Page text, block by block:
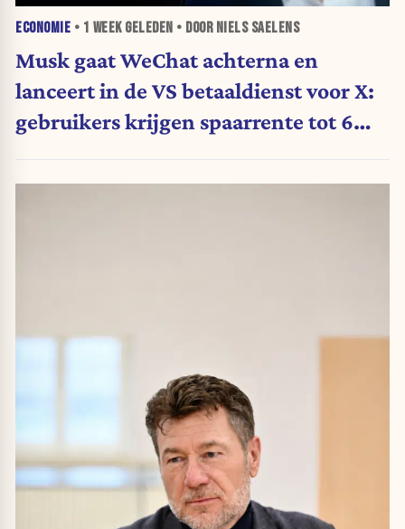
ECONOMIE • 1 WEEKGELEDEN • DOOR NIELS SAELENS
Musk gaat WeChat achterna en
lanceert in de VS betaaldienst voor X:
gebruikers krijgen spaarrente tot 6